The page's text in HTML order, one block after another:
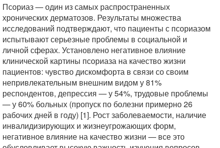
Псориаз — один из самых распространенных
хронических дерматозов. Результаты множества
исследований подтверждают, что пациенты с псориазом
испытывают серьезные проблемы в социальной и
личной сферах. Установлено негативное влияние
клинической картины псориаза на качество жизни
пациентов: чувство дискомфорта в связи со своим
непривлекательным внешним видом у 81%
респондентов, депрессия — у 54%, трудовые проблемы
— у 60% больных (пропуск по болезни примерно 26
рабочих дней в году) [1]. Рост заболеваемости, наличие
инвалидизирующих и жизнеугрожающих форм,
негативное влияние на качество жизни — все это